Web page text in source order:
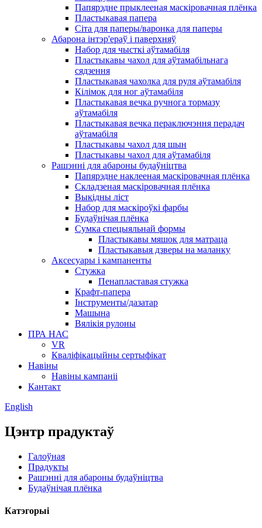
Папярэдне прыклееная маскіровачная плёнка
Пластыкавая папера
Сіта для паперы/варонка для паперы
Абарона інтэр'ераў і паверхняў
Набор для чысткі аўтамабіля
Пластыкавы чахол для аўтамабільнага
сядзення
Пластыкавая чахолка для руля аўтамабіля
Кілімок для ног аўтамабіля
Пластыкавая вечка ручнога тормазу
аўтамабіля
Пластыкавая вечка пераключэння перадач
аўтамабіля
Пластыкавы чахол для шын
Пластыкавы чахол для аўтамабіля
Рашэнні для абароны будаўніцтва
Папярэдне наклееная маскіровачная плёнка
Складзеная маскіровачная плёнка
Выкідны ліст
Набор для маскіроўкі фарбы
Будаўнічая плёнка
Сумка спецыяльнай формы
Пластыкавы мяшок для матраца
Пластыкавыя дзверы на маланку
Аксесуары і кампаненты
Стужка
Пенапластавая стужка
Крафт-папера
Інструменты/дазатар
Машына
Вялікія рулоны
ПРА НАС
VR
Кваліфікацыйны сертыфікат
Навіны
Навіны кампаніі
Кантакт
English
Цэнтр прадуктаў
Галоўная
Прадукты
Рашэнні для абароны будаўніцтва
Будаўнічая плёнка
Катэгорыі